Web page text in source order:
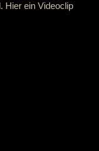
Hier ein Videoclip